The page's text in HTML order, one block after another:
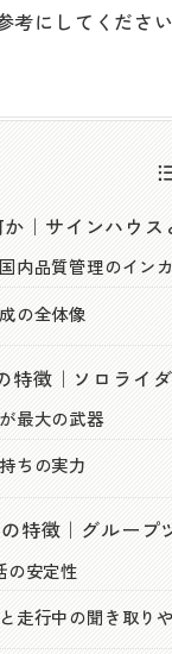
にしてください
｜サインハウ
内品質管理のイン
の全体像
特徴｜ソロライ
最大の武器
ちの実力
特徴｜グループ
の安定性
走行中の聞き取り